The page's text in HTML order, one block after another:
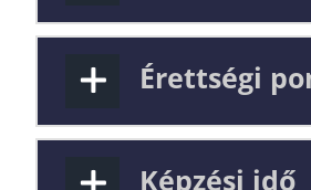
Érettségi
Képzési idő